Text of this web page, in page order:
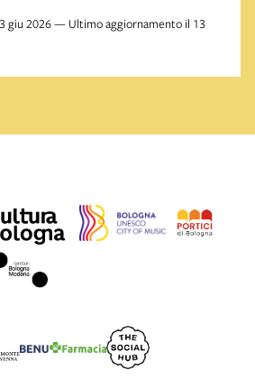
giu 2026 — Ultimo aggiornamento il 13